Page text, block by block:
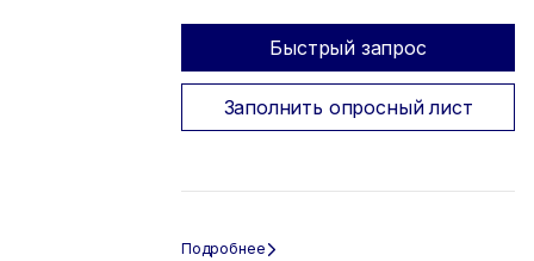
Быстрый запрос
Заполнить опросный лист